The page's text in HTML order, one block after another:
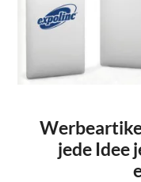
jede Idee